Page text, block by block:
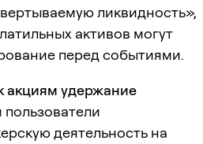
ликвидность»,
активов могут
перед событиями.
акциям удержание
пользователи
деятельность на